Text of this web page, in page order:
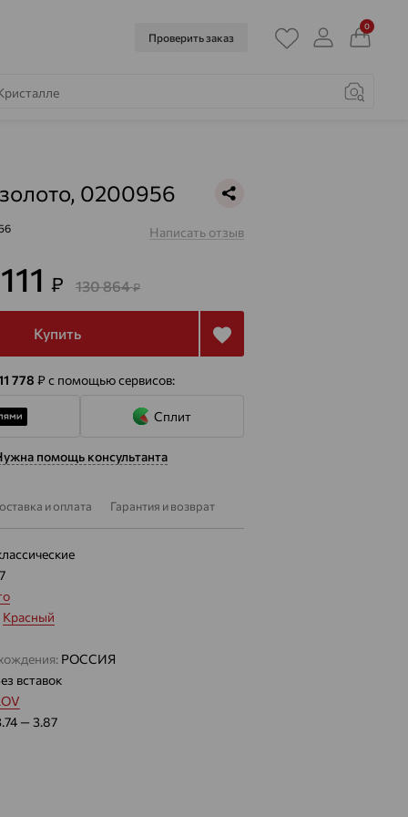
Проверить заказ
0
0200956
Написать отзыв
₽ 130 864₽
Купить
778 ₽с помощью сервисов:
Сплит
помощь консультанта
и оплата Гарантия и возврат
Красный
РОССИЯ
вставок
— 3.87